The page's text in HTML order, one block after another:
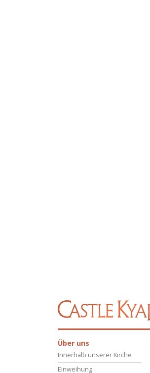
Über uns
Innerhalb unserer Kirche
Einweihung